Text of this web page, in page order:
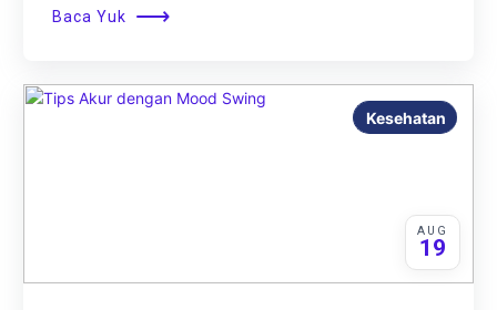
Baca Yuk ⟶
Kesehatan
AUG
19